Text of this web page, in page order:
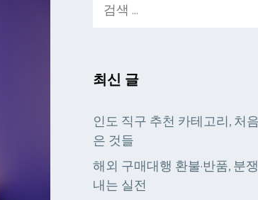
색:
최신 글
인도 직구 추천 카테고리, 처
은 것들
해외 구매대행 환불·반품, 분
내는 실전